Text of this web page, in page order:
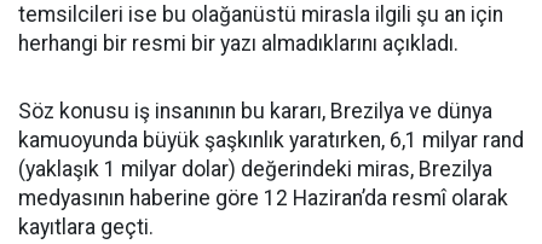
temsilcileri ise bu olağanüstü mirasla ilgili şu an için
herhangi bir resmi bir yazı almadıklarını açıkladı.
Söz konusu iş insanının bu kararı, Brezilya ve dünya
kamuoyunda büyük şaşkınlık yaratırken, 6,1 milyar rand
(yaklaşık 1 milyar dolar) değerindeki miras, Brezilya
medyasının haberine göre 12 Haziran’da resmî olarak
kayıtlara geçti.